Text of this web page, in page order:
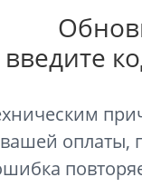
вашей оплаты,